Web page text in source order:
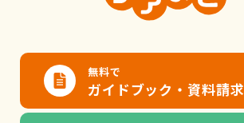
無料で
ガイドブック・資料請求